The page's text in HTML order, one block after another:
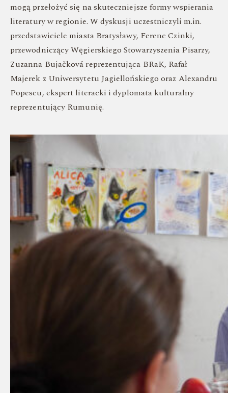
mogą przełożyć się na skuteczniejsze formy wspierania
literatury w regionie. W dyskusji uczestniczyli m.in.
przedstawiciele miasta Bratysławy, Ferenc Czinki,
przewodniczący Węgierskiego Stowarzyszenia Pisarzy,
Zuzanna Bujačková reprezentująca BRaK, Rafał
Majerek z Uniwersytetu Jagiellońskiego oraz Alexandru
Popescu, ekspert literacki i dyplomata kulturalny
reprezentujący Rumunię.